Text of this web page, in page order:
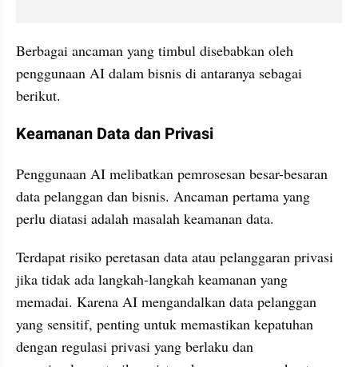
Berbagai ancaman yang timbul disebabkan oleh
penggunaan AI dalam bisnis di antaranya sebagai
berikut.
Keamanan Data dan Privasi
Penggunaan AI melibatkan pemrosesan besar-besaran
data pelanggan dan bisnis. Ancaman pertama yang
perlu diatasi adalah masalah keamanan data.
Terdapat risiko peretasan data atau pelanggaran privasi
jika tidak ada langkah-langkah keamanan yang
memadai. Karena AI mengandalkan data pelanggan
yang sensitif, penting untuk memastikan kepatuhan
dengan regulasi privasi yang berlaku dan